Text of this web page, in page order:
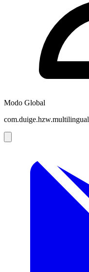
Modo Global
com.duige.hzw.multilingual